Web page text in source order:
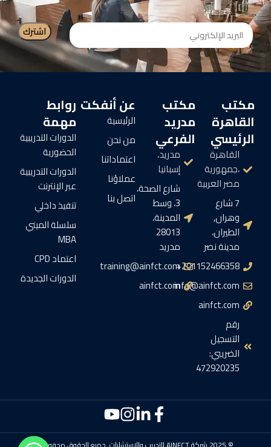
مكتب
القاهرة
الرئيسي
القاهرة
،جمهورية
مصر العربية
7 شارع
وهران,
الطيران،
مدينة نصر
201152466358+
info@ainfct.com
ainfct.com
رقم
التسجيل
الضريبي:
472920235
مكتب
مدريد
الفرعي
مدريد،
إسبانيا
شارع الصحة،
3، وسط
المدينة،
28013
مدريد
training@ainfct.com
ainfct.com
عن أنفكت
الرئيسية
من نحن
اعتماداتنا
عملاؤنا
اتصل بنا
روابط
مهمة
الدورات التدريبية
الحضورية
الدورات التدريبية
عبر الإنترنت
تنفيذ داخلي
سلسلة الميني
MBA
اعتماد CPD
الدورات الجديدة